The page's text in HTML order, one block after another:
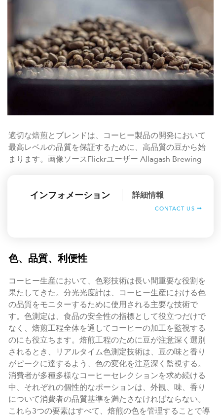
適切な焙煎とブレンドは、コーヒー製品の開発において
最高レベルの品質を保証するために、高品質の豆から始
まります。画像ソースFlickrユーザー Allagash Brewing
インフォメーション 詳細情報
CONTACT US
色、品質、利便性
コーヒー生産において、色彩技術は長い間重要な役割を
果たしてきた。分光光度計は、コーヒー生産における色
の品質をモニターするために使用される主要な技術で
す。色測定は、食品の安全性の指標として役立つだけで
なく、焙煎工程全体を通してコーヒーの加工を監視する
のにも役立ちます。焙煎工程のために豆が注意深く選別
されるとき、リアルタイム色測定技術は、豆の味と香り
がピークに達するよう、色の変化を注意深く監視する。
消費者が多種多様なコーヒーセレクションを求め続ける
中、それぞれの個性的なポーションは、外観、味、香り
について消費者の品質基準を満たさなければならない。
これら3つの要素はすべて、焙煎の色を管理することで導